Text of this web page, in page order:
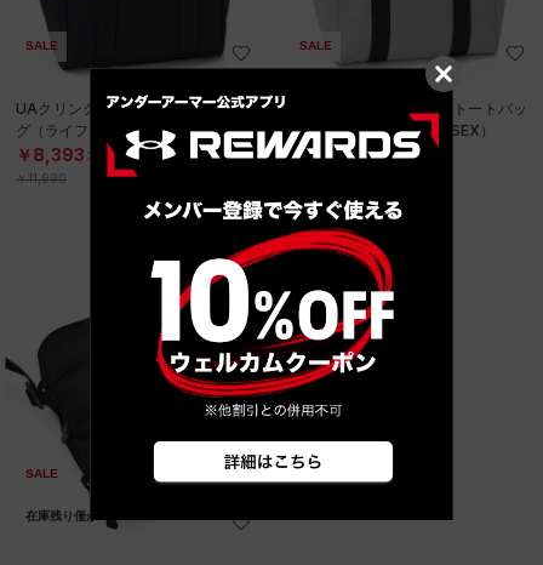
SALE
UAクリンクル ナイロン トートバッ
グ（ライフスタイル/UNISEX）
￥8,393 30%OFF
￥11,990
SALE
UAクリンクル ナイロン トートバッ
グ（ライフスタイル/UNISEX）
￥8,393 30%OFF
SALE
在庫残り僅か